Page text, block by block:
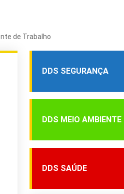
de Trabalho
DDS SEGURANÇA
DDS MEIO AMBIENTE
DDS SAÚDE